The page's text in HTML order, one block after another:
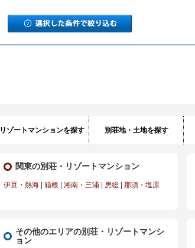
リゾートマンションを探す 別荘地・土地を探す
関東の別荘・リゾートマンション
伊豆・熱海 箱根 湘南・三浦 房総 那須・塩原
その他のエリアの別荘・リゾートマンシ
ョン